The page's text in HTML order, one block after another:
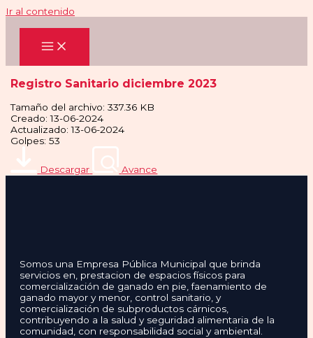
Ir al contenido
Registro Sanitario diciembre 2023
Tamaño del archivo: 337.36 KB
Creado: 13-06-2024
Actualizado: 13-06-2024
Golpes: 53
Descargar Avance
Somos una Empresa Pública Municipal que brinda
servicios en, prestacion de espacios físicos para
comercialización de ganado en pie, faenamiento de
ganado mayor y menor, control sanitario, y
comercialización de subproductos cárnicos,
contribuyendo a la salud y seguridad alimentaria de la
comunidad, con responsabilidad social y ambiental.